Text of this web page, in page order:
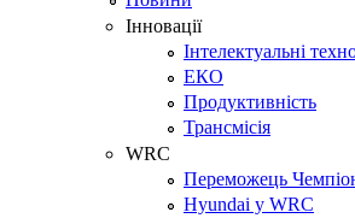
Інновації
Інтелектуальні
ЕКО
Продуктивність
Трансмісія
WRC
Переможець
Hyundai у WRC